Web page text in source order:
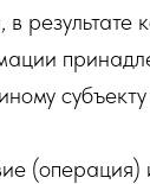
результате
(операция)